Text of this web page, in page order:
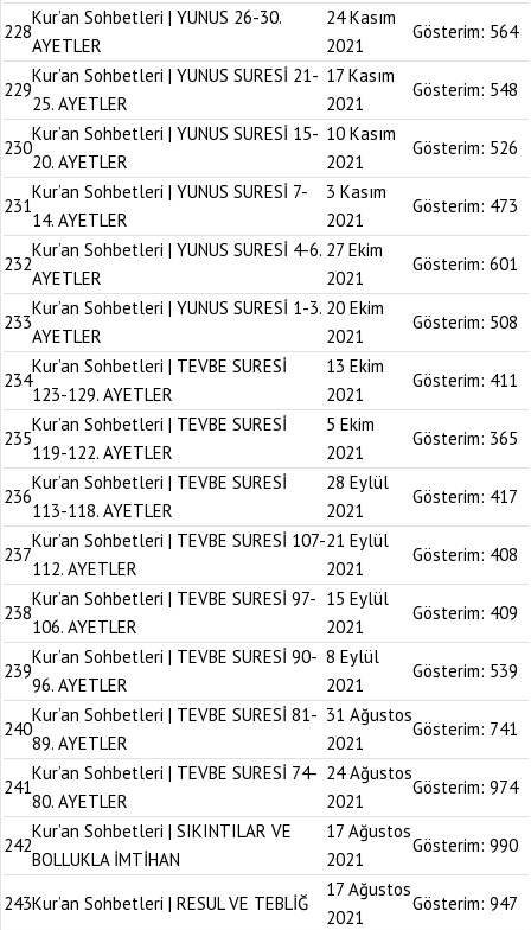
228
Kur’an Sohbetleri | YUNUS 26-30.
AYETLER
24 Kasım
2021
Gösterim: 564
229
Kur’an Sohbetleri | YUNUS SURESİ 21-
25. AYETLER
17 Kasım
2021
Gösterim: 548
230
Kur’an Sohbetleri | YUNUS SURESİ 15-
20. AYETLER
10 Kasım
2021
Gösterim: 526
231
Kur’an Sohbetleri | YUNUS SURESİ 7-
14. AYETLER
3 Kasım
2021
Gösterim: 473
232
Kur’an Sohbetleri | YUNUS SURESİ 4-6.
AYETLER
27 Ekim
2021
Gösterim: 601
233
Kur’an Sohbetleri | YUNUS SURESİ 1-3.
AYETLER
20 Ekim
2021
Gösterim: 508
234
Kur’an Sohbetleri | TEVBE SURESİ
123-129. AYETLER
13 Ekim
2021
Gösterim: 411
235
Kur’an Sohbetleri | TEVBE SURESİ
119-122. AYETLER
5 Ekim
2021
Gösterim: 365
236
Kur’an Sohbetleri | TEVBE SURESİ
113-118. AYETLER
28 Eylül
2021
Gösterim: 417
237
Kur’an Sohbetleri | TEVBE SURESİ 107-
112. AYETLER
21 Eylül
2021
Gösterim: 408
238
Kur’an Sohbetleri | TEVBE SURESİ 97-
106. AYETLER
15 Eylül
2021
Gösterim: 409
239
Kur’an Sohbetleri | TEVBE SURESİ 90-
96. AYETLER
8 Eylül
2021
Gösterim: 539
240
Kur’an Sohbetleri | TEVBE SURESİ 81-
89. AYETLER
31 Ağustos
2021
Gösterim: 741
241
Kur’an Sohbetleri | TEVBE SURESİ 74-
80. AYETLER
24 Ağustos
2021
Gösterim: 974
242
Kur’an Sohbetleri | SIKINTILAR VE
BOLLUKLA İMTİHAN
17 Ağustos
2021
Gösterim: 990
243Kur’an Sohbetleri | RESUL VE TEBLİĞ
17 Ağustos
2021
Gösterim: 947